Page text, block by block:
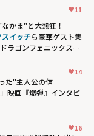
11
かま"と大熱狂！
スイッチら豪華ゲスト集
ラゴンフェニックス甲
14
た"主人公の信
映画『爆弾』インタビ
16